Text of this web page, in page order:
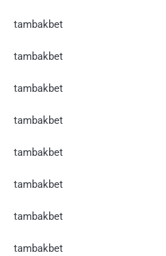
tambakbet
tambakbet
tambakbet
tambakbet
tambakbet
tambakbet
tambakbet
tambakbet